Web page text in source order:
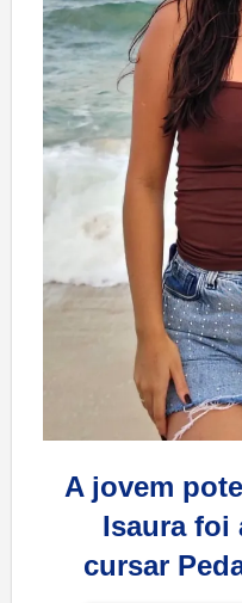
A jovem
Isaura foi
cursar